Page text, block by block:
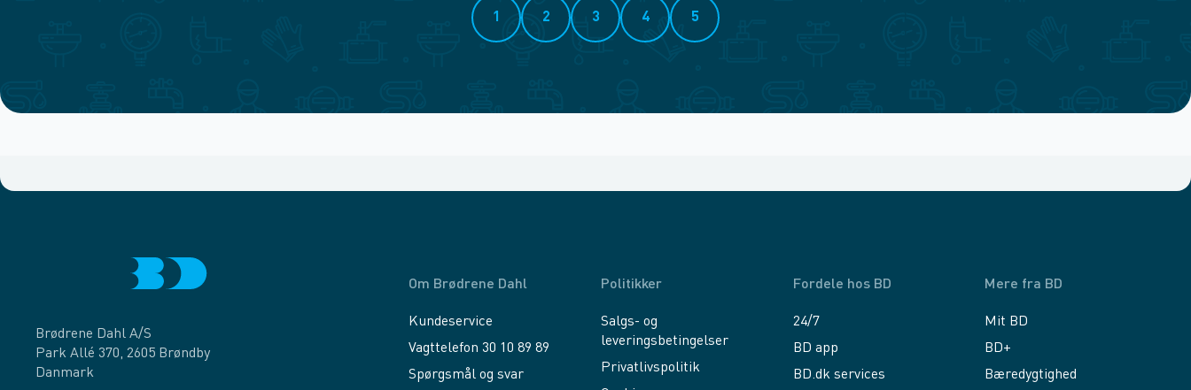
1 2 3 4 5
Brødrene Dahl A/S
Park Allé 370, 2605 Brøndby
Danmark
Om Brødrene Dahl
Kundeservice
Vagttelefon 30 10 89 89
Spørgsmål og svar
Politikker
Salgs- og
leveringsbetingelser
Privatlivspolitik
Fordele hos BD
24/7
BD app
BD.dk services
Mere fra BD
Mit BD
BD+
Bæredygtighed